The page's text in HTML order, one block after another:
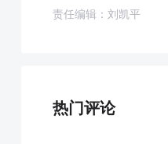
责任编辑：刘凯平
热门评论